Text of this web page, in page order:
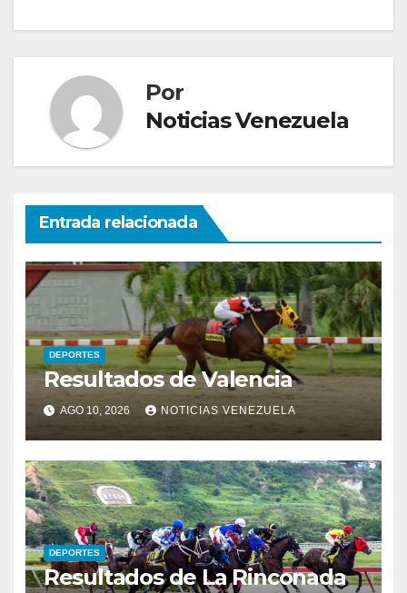
entradas
Por
Noticias Venezuela
Entrada relacionada
DEPORTES
Resultados de Valencia
AGO 10, 2026 NOTICIAS VENEZUELA
DEPORTES
Resultados de La Rinconada